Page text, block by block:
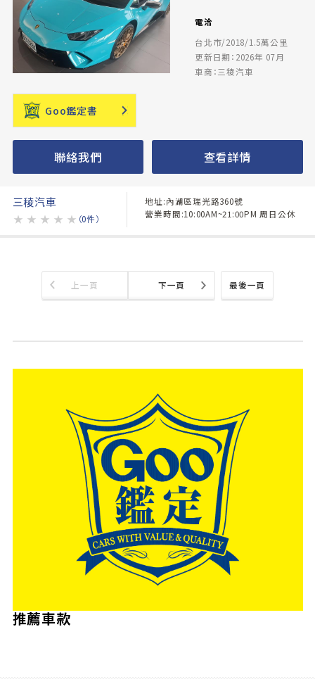
電洽
台北市/2018/1.5萬公里
更新日期：2026年 07月
車商：三稜汽車
Goo鑑定書
聯絡我們 查看詳情
三稜汽車
★ ★ ★ ★ ★ （0件）
地址:內湖區瑞光路360號
營業時間:10:00AM~21:00PM 周日公休
最後一頁
上一頁 下一頁
推薦車款